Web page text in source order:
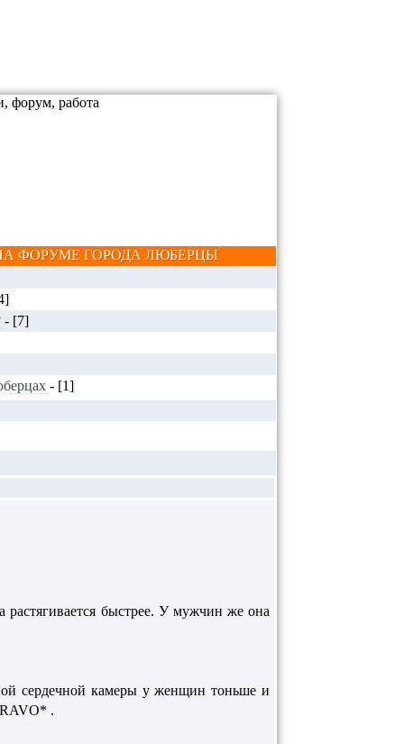
ФОРУМЕ ГОРОДА ЛЮБЕРЦЫ
- [7]
- [1]
растягивается быстрее. У мужчин же она
сердечной камеры у женщин тоньше и
.